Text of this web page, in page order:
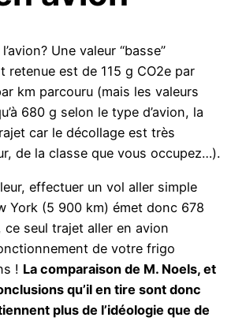
Une valeur “basse”
retenue est de 115 g CO2e par
km parcouru (mais les valeurs
680 g selon le type d’avion, la
car le décollage est très
de la classe que vous occupez…).
effectuer un vol aller simple
York (5 900 km) émet donc 678
ce seul trajet aller en avion
de votre frigo
! La comparaison de M. Noels, et
qu’il en tire sont donc
plus de l’idéologie que de